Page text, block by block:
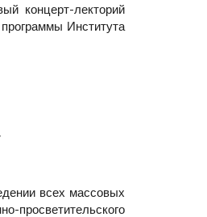
концерт-лекторий
Института
всех массовых
просветительского